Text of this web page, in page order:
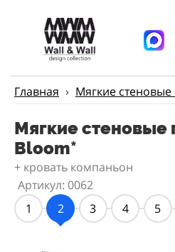
Главная › Мягкие стеновые
Мягкие стеновые
Bloom*
+ кровать компаньон
Артикул: 0062
1
2 3 4 5